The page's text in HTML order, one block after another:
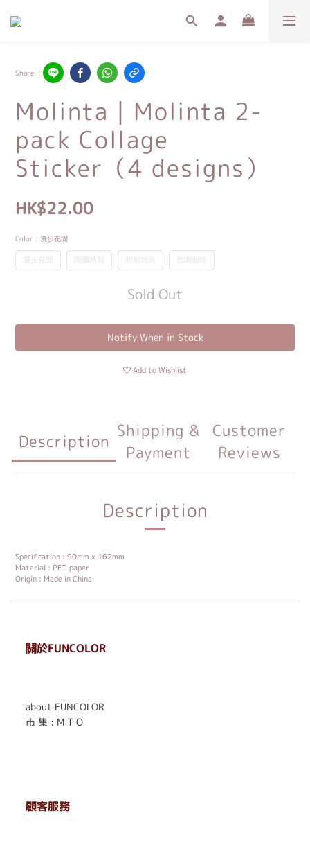
Share
Molinta｜Molinta 2-
pack Collage
Sticker（4 designs）
HK$22.00
Color : 漫步花間
漫步花間 閱讀時刻 照相拾光 悠閑咖啡
Sold Out
Notify When in Stock
Add to Wishlist
Description
Shipping &
Payment
Customer
Reviews
Description
Specification : 90mm x 162mm
Material : PET, paper
Origin : Made in China
關於FUNCOLOR
about FUNCOLOR
市 集 : M T O
顧客服務